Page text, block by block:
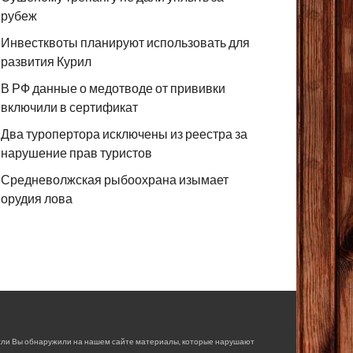
рубеж
Инвестквоты планируют использовать для
развития Курил
В РФ данные о медотводе от прививки
включили в сертификат
Два туропертора исключены из реестра за
нарушение прав туристов
Средневолжская рыбоохрана изымает
орудия лова
Вы обнаружили на нашем сайте материалы, которые нарушают